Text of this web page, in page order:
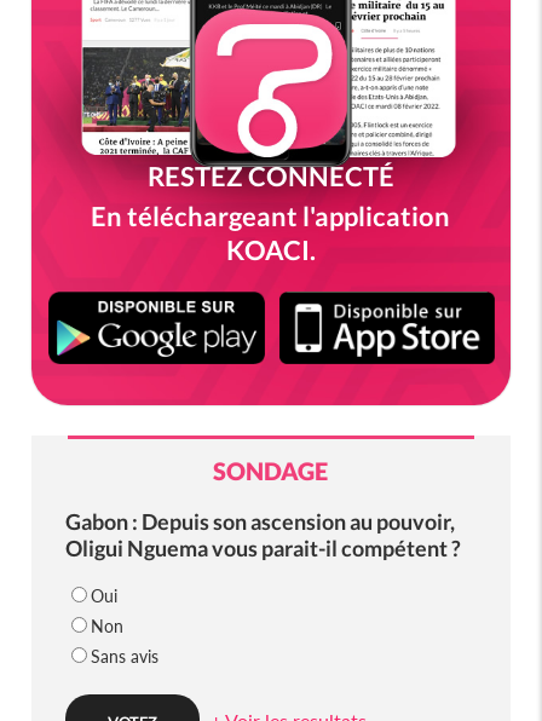
RESTEZ CONNECTÉ
En téléchargeant l'application
KOACI.
SONDAGE
Gabon : Depuis son ascension au pouvoir,
Oligui Nguema vous parait-il compétent ?
Oui
Non
Sans avis